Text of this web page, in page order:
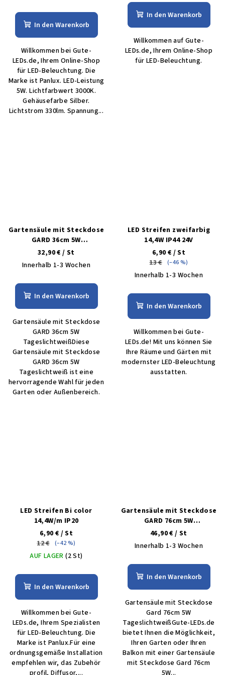
In den Warenkorb
Willkommen bei Gute-
LEDs.de, Ihrem Online-Shop
für LED-Beleuchtung. Die
Marke ist Panlux. LED-Leistung
5W. Lichtfarbwert 3000K.
Gehäusefarbe Silber.
Lichtstrom 330lm. Spannung...
In den Warenkorb
Willkommen auf Gute-
LEDs.de, Ihrem Online-Shop
für LED-Beleuchtung.
Gartensäule mit Steckdose
GARD 36cm 5W
tageslichtweiß IP44
32,90 €/ St
Innerhalb 1-3 Wochen
In den Warenkorb
Gartensäule mit Steckdose
GARD 36cm 5W
TageslichtweißDiese
Gartensäule mit Steckdose
GARD 36cm 5W
Tageslichtweiß ist eine
hervorragende Wahl für jeden
Garten oder Außenbereich.
LED Streifen zweifarbig
14,4W IP44 24V
6,90 € / St
13 € (–46 %)
Innerhalb 1-3 Wochen
In den Warenkorb
Willkommen bei Gute-
LEDs.de! Mit uns können Sie
Ihre Räume und Gärten mit
modernster LED-Beleuchtung
ausstatten.
LED Streifen Bi color
14,4W/m IP20
6,90 € / St
12 € (–42 %)
AUF LAGER(2 St)
In den Warenkorb
Willkommen bei Gute-
LEDs.de, Ihrem Spezialisten
für LED-Beleuchtung. Die
Marke ist Panlux.Für eine
ordnungsgemäße Installation
empfehlen wir, das Zubehör
profil, Diffusor,...
Gartensäule mit Steckdose
GARD 76cm 5W
tageslichtweiß IP44
46,90 €/ St
Innerhalb 1-3 Wochen
In den Warenkorb
Gartensäule mit Steckdose
Gard 76cm 5W
TageslichtweißGute-LEDs.de
bietet Ihnen die Möglichkeit,
Ihren Garten oder Ihren
Balkon mit einer Gartensäule
mit Steckdose Gard 76cm
5W...